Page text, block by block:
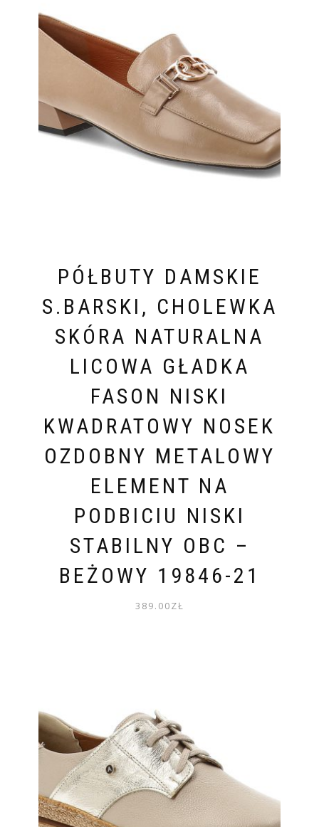
PÓŁBUTY DAMSKIE
S.BARSKI, CHOLEWKA
SKÓRA NATURALNA
LICOWA GŁADKA
FASON NISKI
KWADRATOWY NOSEK
OZDOBNY METALOWY
ELEMENT NA
PODBICIU NISKI
STABILNY OBC –
BEŻOWY 19846-21
389.00ZŁ